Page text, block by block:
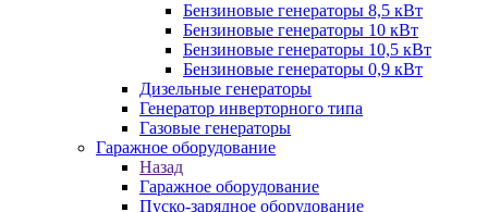
Бензиновые генераторы 8,5 кВт
Бензиновые генераторы 10 кВт
Бензиновые генераторы 10,5 кВт
Бензиновые генераторы 0,9 кВт
Дизельные генераторы
Генератор инверторного типа
Газовые генераторы
Гаражное оборудование
Назад
Гаражное оборудование
Пуско-зарядное оборудование